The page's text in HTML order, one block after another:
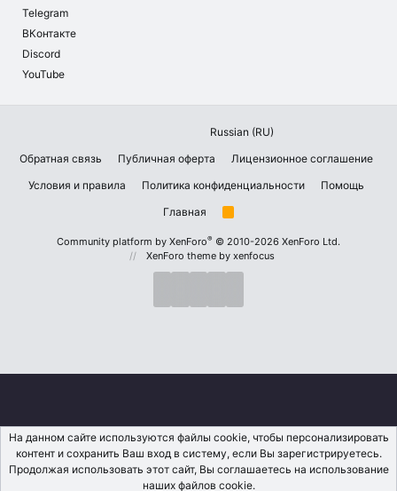
Telegram
ВКонтакте
Discord
YouTube
Russian (RU)
Обратная связь
Публичная оферта
Лицензионное соглашение
Условия и правила
Политика конфиденциальности
Помощь
Главная
R
Community platform by XenForo® © 2010-2026 XenForo Ltd.
XenForo theme by xenfocus
На данном сайте используются файлы cookie, чтобы персонализировать
контент и сохранить Ваш вход в систему, если Вы зарегистрируетесь.
Продолжая использовать этот сайт, Вы соглашаетесь на использование
наших файлов cookie.